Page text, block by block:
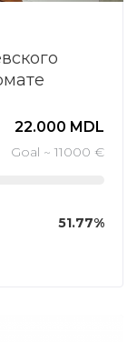
22.000 MDL
Goal ~ 11000 €
51.77%